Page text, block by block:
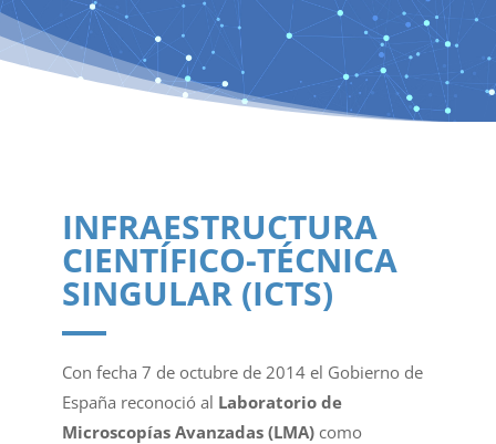
INFRAESTRUCTURA
CIENTÍFICO-TÉCNICA
SINGULAR (ICTS)
Con fecha 7 de octubre de 2014 el Gobierno de
España reconoció al Laboratorio de
Microscopías Avanzadas (LMA) como